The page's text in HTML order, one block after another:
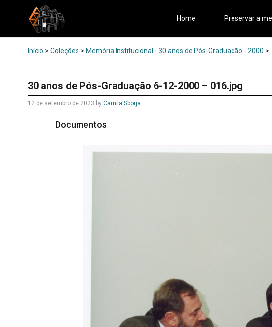
Home Preservar a
Início > Coleções > Memória Institucional - 30 anos de Pós-Graduação - 2000 >
30 anos de Pós-Graduação 6-12-2000 – 016.jpg
12 de setembro de 2023 by Camila Sborja
Documentos